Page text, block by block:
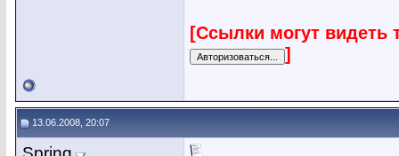
[Ссылки могут видеть
]
13.06.2008, 20:07